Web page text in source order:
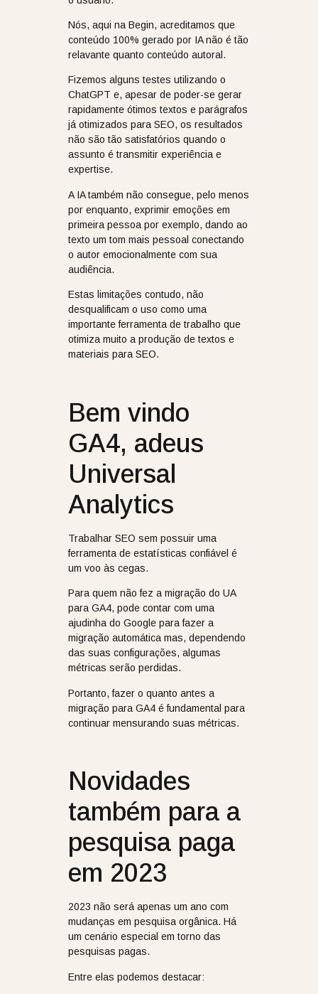
Nós, aqui na Begin, acreditamos que
conteúdo 100% gerado por IA não é tão
relavante quanto conteúdo autoral.
Fizemos alguns testes utilizando o
ChatGPT e, apesar de poder-se gerar
rapidamente ótimos textos e parágrafos
já otimizados para SEO, os resultados
não são tão satisfatórios quando o
assunto é transmitir experiência e
expertise.
A IA também não consegue, pelo menos
por enquanto, exprimir emoções em
primeira pessoa por exemplo, dando ao
texto um tom mais pessoal conectando
o autor emocionalmente com sua
audiência.
Estas limitações contudo, não
desqualificam o uso como uma
importante ferramenta de trabalho que
otimiza muito a produção de textos e
materiais para SEO.
Bem vindo
GA4, adeus
Universal
Analytics
Trabalhar SEO sem possuir uma
ferramenta de estatísticas confiável é
um voo às cegas.
Para quem não fez a migração do UA
para GA4, pode contar com uma
ajudinha do Google para fazer a
migração automática mas, dependendo
das suas configurações, algumas
métricas serão perdidas.
Portanto, fazer o quanto antes a
migração para GA4 é fundamental para
continuar mensurando suas métricas.
Novidades
também para a
pesquisa paga
em 2023
2023 não será apenas um ano com
mudanças em pesquisa orgânica. Há
um cenário especial em torno das
pesquisas pagas.
Entre elas podemos destacar: